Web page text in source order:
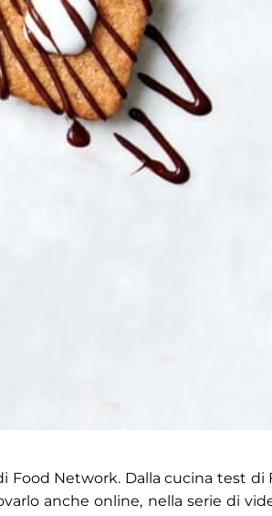
Food Network. Dalla cucina test di
anche online, nella serie di